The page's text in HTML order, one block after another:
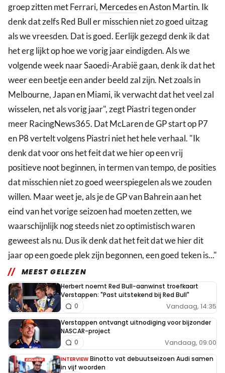
groep zitten met Ferrari, Mercedesen Aston Martin. Ik
denk dat zelfs Red Bull er misschien niet zo goed uitzag
als we vreesden. Dat is goed. Eerlijk gezegd denk ik dat
het erg lijkt op hoe we vorig jaar eindigden. Als we
volgende week naar Saoedi-Arabië gaan, denk ik dat het
weer een beetje een ander beeld zal zijn. Net zoals in
Melbourne, Japan en Miami, ik verwacht dat het veel zal
wisselen, net als vorig jaar", zegt Piastri tegen onder
meer RacingNews365. Dat McLaren de GP start op P7
en P8 vertelt volgens Piastri niet het hele verhaal. "Ik
denk dat voor ons het feit dat we hier op een vrij
positieve noot beginnen, in termen van tempo, de posities
dat misschien niet zo goed weerspiegelen als we zouden
willen. Maar weet je, als je de GP van Bahrein aan het
eind van het vorige seizoen had moeten zetten, we
waarschijnlijk nog steeds niet zo optimistisch waren
geweest als nu. Dus ik denk dat het feit dat we hier dit
jaar op een goede plek zijn begonnen, een goed teken is..."
MEEST GELEZEN
Herbert noemt Red Bull-aanwinst troefkaart
Verstappen: "Past uitstekend bij Red Bull"
Vandaag, 14:35
0
Verstappen ontvangt uitnodiging voor bijzonder
NASCAR-project
Vandaag, 09:00
0
INTERVIEW Binotto vat debuutseizoen Audi samen
in vijf woorden